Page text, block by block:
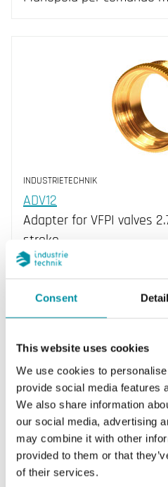
Consent
This website uses cookies
We use cookies to
provide social media features
We also share information
our social media, advertising
may combine it with other
provided to them or that
of their services.
INDUSTRIETECHNIK
ADV12
Adapter for VFPI valves
stroke
INDUSTRIETECHNIK
ADVFX
Adattatore per
KVS = 2,5 per rendere la